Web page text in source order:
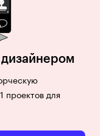
проектов для